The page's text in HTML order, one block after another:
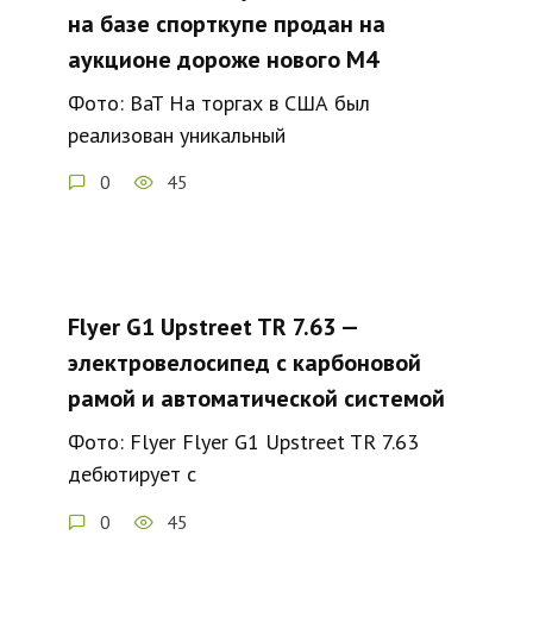
на базе спорткупе продан на
аукционе дороже нового M4
Фото: BaT На торгах в США был
реализован уникальный
0 45
Flyer G1 Upstreet TR 7.63 —
электровелосипед с карбоновой
рамой и автоматической системой
Фото: Flyer Flyer G1 Upstreet TR 7.63
дебютирует с
0 45